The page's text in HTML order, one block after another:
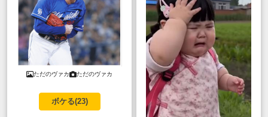
ただのヴァカ ただのヴァカ
ボケる(23)